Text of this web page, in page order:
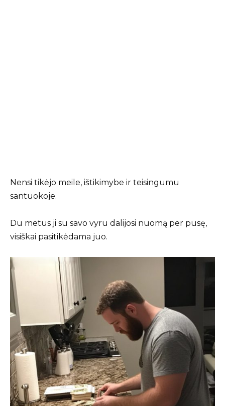
Nensi tikėjo meile, ištikimybe ir teisingumu
santuokoje.
Du metus ji su savo vyru dalijosi nuomą per pusę,
visiškai pasitikėdama juo.